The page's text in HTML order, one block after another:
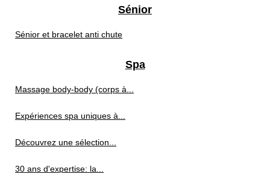
Sénior
Sénior et bracelet anti chute
Spa
Massage body‑body (corps à...
Expériences spa uniques à...
Découvrez une sélection...
30 ans d'expertise: la...